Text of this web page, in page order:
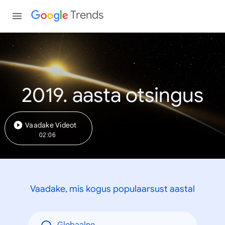
Trends
2019. aasta otsingus
Vaadake Videot
02:06
Vaadake, mis kogus populaarsust aastal